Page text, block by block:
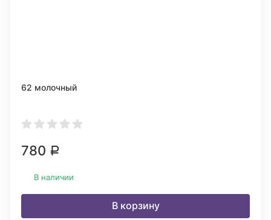
62 молочный
780 Р
В наличии
В корзину